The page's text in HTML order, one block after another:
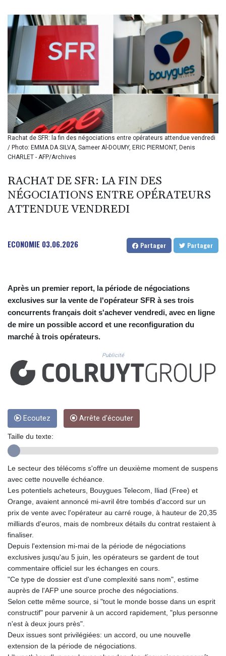
BMD 1.152209
BND 1.480174
BOB 13.962133
BRL 5.888365
BTN 109.858653
BWP 15.612571
BYN 3.417782
BYR 22583.287906
BZD 2.321631
CAD 1.616319
CDF 2603.991686
CHF 0.936072
CNY 7.776313
CNH 7.773295
COP 3641.393866
CUP 30.533527
CVE 110.287357
DKK 7.475736
DOP 67.265387
DZD 153.102878
EGP 57.247371
ERN 17.283128
FKP 0.856369
GBP 0.856512
GEL 3.013019
GIP 0.856369
GMD 85.263702
HKD 9.039024
HRK 7.533599
HTG 150.927975
HUF 365.333043
IDR 20624.533343
IMP 0.856369
INR 109.715086
IQD 1512.239361
IRR
1584113.947438
ISK 142.468329
JEP 0.856369
JOD 0.816908
JPY 182.455111
Rachat de SFR: la fin des négociations entre opérateurs attendue vendredi
/ Photo: EMMA DA SILVA, Sameer Al-DOUMY, ERIC PIERMONT, Denis
CHARLET - AFP/Archives
RACHAT DE SFR: LA FIN DES
NÉGOCIATIONS ENTRE OPÉRATEURS
ATTENDUE VENDREDI
ECONOMIE 03.06.2026 Partager Partager
Après un premier report, la période de négociations
exclusives sur la vente de l'opérateur SFR à ses trois
concurrents français doit s'achever vendredi, avec en ligne
de mire un possible accord et une reconfiguration du
marché à trois opérateurs.
Publicité
Ecoutez Arrête d'écouter
Taille du texte:
Le secteur des télécoms s'offre un deuxième moment de suspens
avec cette nouvelle échéance.
Les potentiels acheteurs, Bouygues Telecom, Iliad (Free) et
Orange, avaient annoncé mi-avril être tombés d'accord sur un
prix de vente avec l'opérateur au carré rouge, à hauteur de 20,35
milliards d'euros, mais de nombreux détails du contrat restaient à
finaliser.
Depuis l'extension mi-mai de la période de négociations
exclusives jusqu'au 5 juin, les opérateurs se gardent de tout
commentaire officiel sur les échanges en cours.
"Ce type de dossier est d'une complexité sans nom", estime
auprès de l'AFP une source proche des négociations.
Selon cette même source, si "tout le monde bosse dans un esprit
constructif" pour parvenir à un accord rapidement, "plus personne
n'est à deux jours près".
Deux issues sont privilégiées: un accord, ou une nouvelle
extension de la période de négociations.